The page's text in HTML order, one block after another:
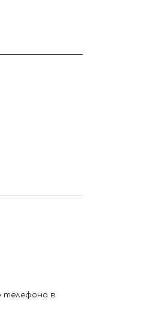
телефона в